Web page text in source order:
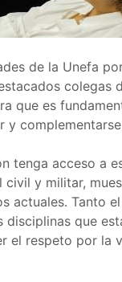
de la Unefa
colegas
que es
tenga acceso a
y militar,
actuales. Tanto
que
el respeto por la